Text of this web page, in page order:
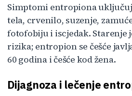
Simptomi entropiona
tela, crvenilo, suzenje,
fotofobiju i iscjedak. Starenje
rizika; entropion se češće
60 godina i češće kod žena.
Dijagnoza i lečenje